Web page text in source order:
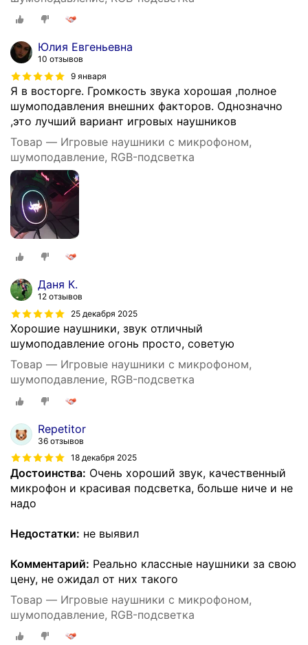
Юлия Евгеньевна
10 отзывов
9 января
Я в восторге. Громкость звука хорошая ,полное
шумоподавления внешних факторов. Однозначно
,это лучший вариант игровых наушников
Товар — Игровые наушники с микрофоном,
шумоподавление, RGB-подсветка
Даня К.
12 отзывов
25 декабря 2025
Хорошие наушники, звук отличный
шумоподавление огонь просто, советую
Товар — Игровые наушники с микрофоном,
шумоподавление, RGB-подсветка
Repetitor
36 отзывов
18 декабря 2025
Достоинства: Очень хороший звук, качественный
микрофон и красивая подсветка, больше ниче и не
надо
Недостатки: не выявил
Комментарий: Реально классные наушники за свою
цену, не ожидал от них такого
Товар — Игровые наушники с микрофоном,
шумоподавление, RGB-подсветка